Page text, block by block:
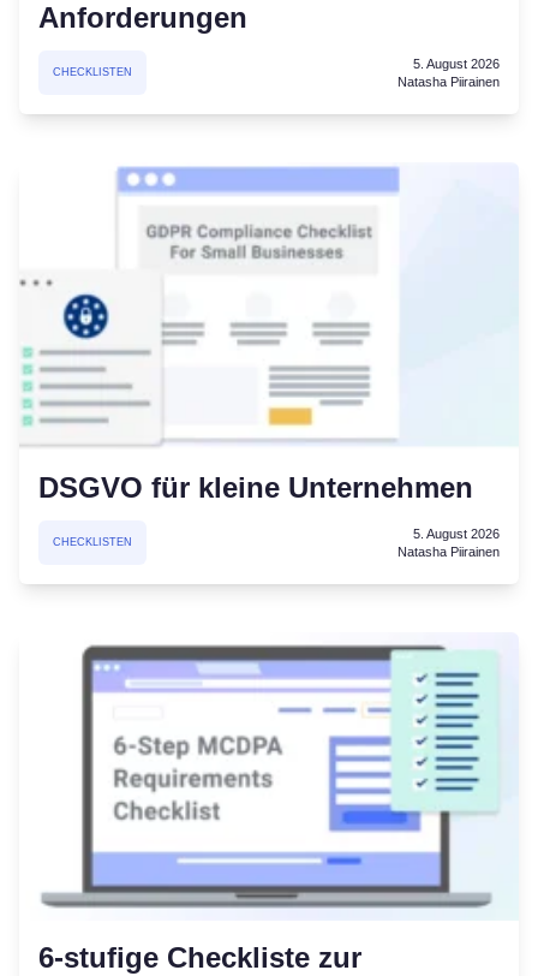
Anforderungen
CHECKLISTEN
5. August 2026
Natasha Piirainen
DSGVO für kleine Unternehmen
CHECKLISTEN
5. August 2026
Natasha Piirainen
6-stufige Checkliste zur